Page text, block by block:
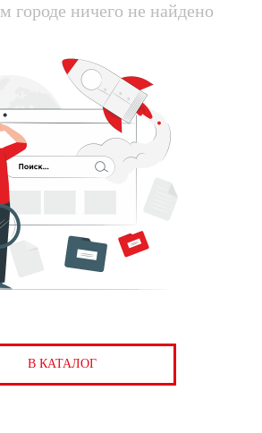
городе ничего не найдено
В КАТАЛОГ